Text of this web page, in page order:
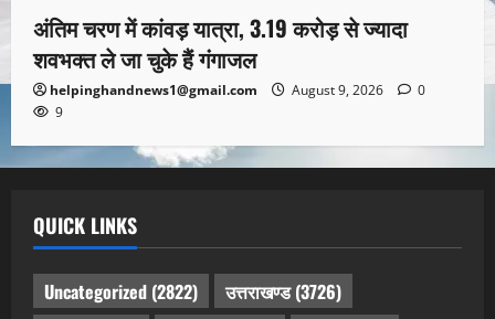
अंतिम चरण में कांवड़ यात्रा, 3.19 करोड़ से ज्यादा
शवभक्त ले जा चुके हैं गंगाजल
helpinghandnews1@gmail.com August 9, 2026
0
9
QUICK LINKS
Uncategorized (2822) उत्तराखण्ड(3726)